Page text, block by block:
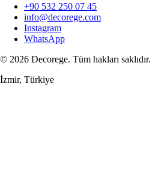
+90 532 250 07 45
info@decorege.com
Instagram
WhatsApp
© 2026 Decorege. Tüm hakları saklıdır.
İzmir, Türkiye